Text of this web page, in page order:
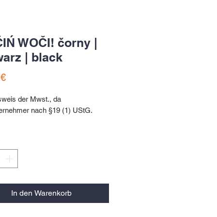
WOČI! čorny |
| black
Preis
der Mwst., da
nach §19 (1) UStG.
/ schwarz
bag/ black
In den Warenkorb